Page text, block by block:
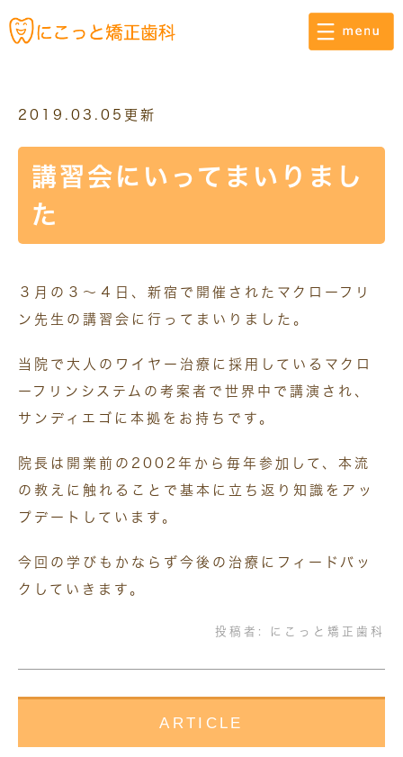
2019.03.05更新
講習会にいってまいりまし
た
３月の３～４日、新宿で開催されたマクローフリ
ン先生の講習会に行ってまいりました。
当院で大人のワイヤー治療に採用しているマクロ
ーフリンシステムの考案者で世界中で講演され、
サンディエゴに本拠をお持ちです。
院長は開業前の2002年から毎年参加して、本流
の教えに触れることで基本に立ち返り知識をアッ
プデートしています。
今回の学びもかならず今後の治療にフィードバッ
クしていきます。
投稿者: にこっと矯正歯科
ARTICLE